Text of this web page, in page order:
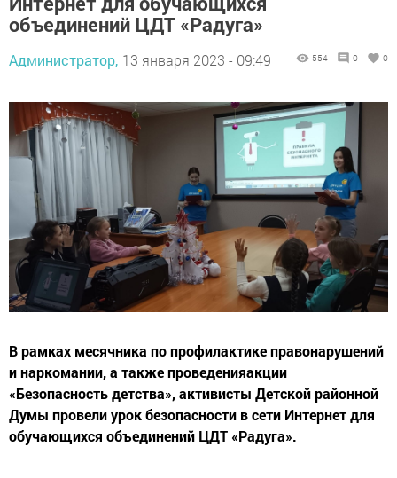
объединений ЦДТ «Радуга»
Администратор, 13 января 2023 - 09:49 554 0 0
В рамках месячника по профилактике правонарушений
и наркомании, а также проведенияакции
«Безопасность детства», активисты Детской районной
Думы провели урок безопасности в сети Интернет для
обучающихся объединений ЦДТ «Радуга».